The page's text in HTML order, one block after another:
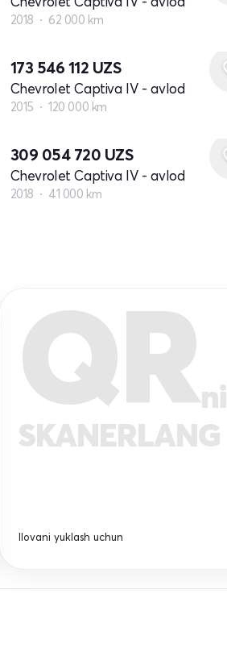
2018 62 000 km
173 546 112 UZS
Chevrolet Captiva IV - avlod
2015 120 000 km
309 054 720 UZS
Chevrolet Captiva IV - avlod
2018 41 000 km
QRni
SKANERLANG
Ilovani yuklash uchun